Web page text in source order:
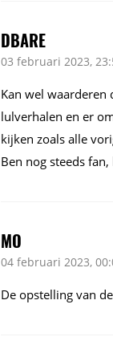
DBARE
03 februari 2023,
Kan wel waarderen
lulverhalen en er
kijken zoals alle
Ben nog steeds
MO
04 februari 2023,
De opstelling van